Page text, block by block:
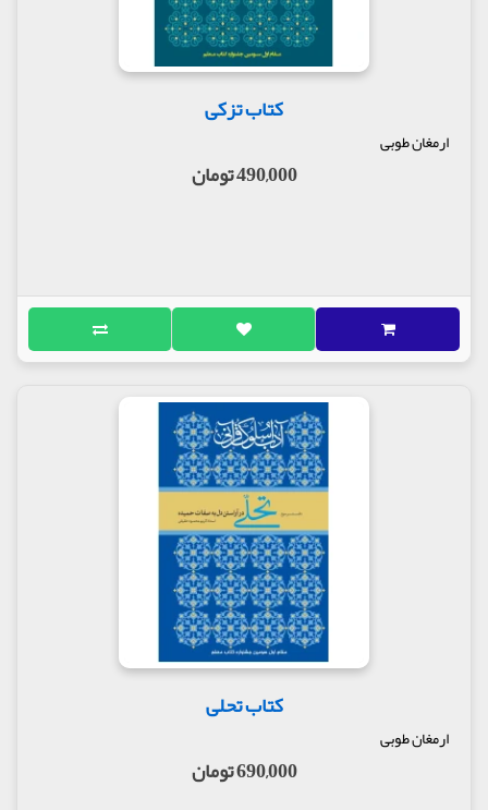
کتاب تزکی
ارمغان طوبی
490,000 تومان
کتاب تحلی
ارمغان طوبی
690,000 تومان